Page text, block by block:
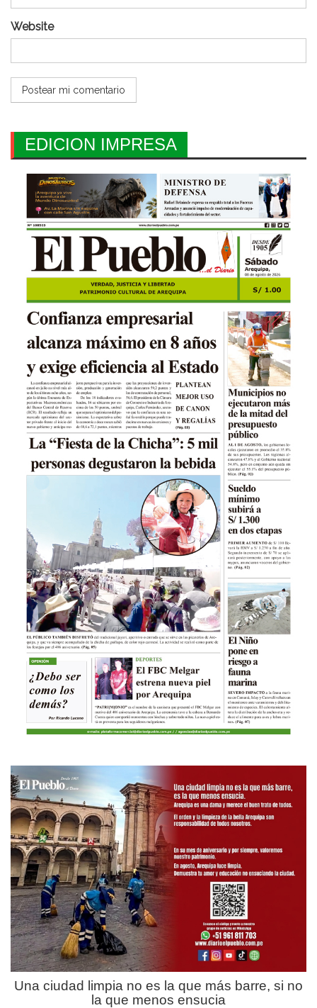
Website
EDICION IMPRESA
Una ciudad limpia no es la que más barre, si no
la que menos ensucia